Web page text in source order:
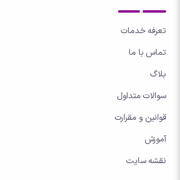
تعرفه خدمات
تماس با ما
بلاگ
سوالات متداول
قوانین و مقرارت
آموزش
نقشه سایت